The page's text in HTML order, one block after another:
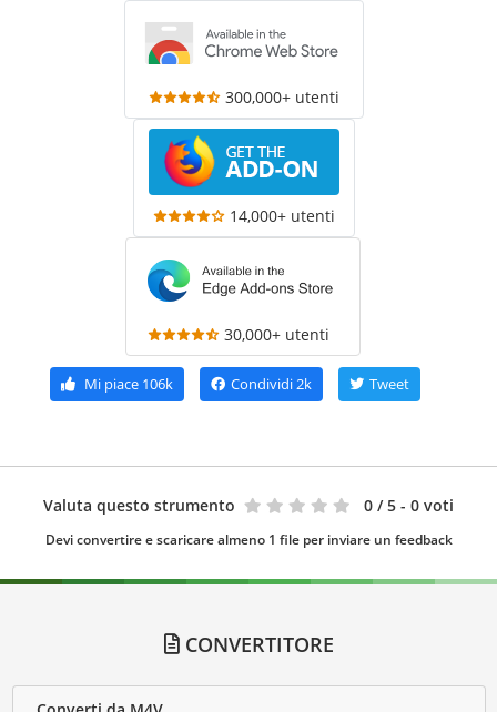
300,000+ utenti
14,000+ utenti
30,000+ utenti
Mi piace 106k Condividi2k Tweet
Valuta questo strumento 0 / 5 - 0 voti
Devi convertire e scaricare almeno 1 file per inviare un feedback
CONVERTITORE